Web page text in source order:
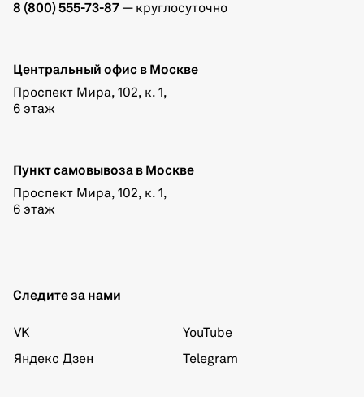
8 (800) 555-73-87 — круглосуточно
Центральный офис в Москве
Проспект Мира, 102, к. 1,
6 этаж
Пункт самовывоза в Москве
Проспект Мира, 102, к. 1,
6 этаж
Следите за нами
VK
Яндекс Дзен
YouTube
Telegram